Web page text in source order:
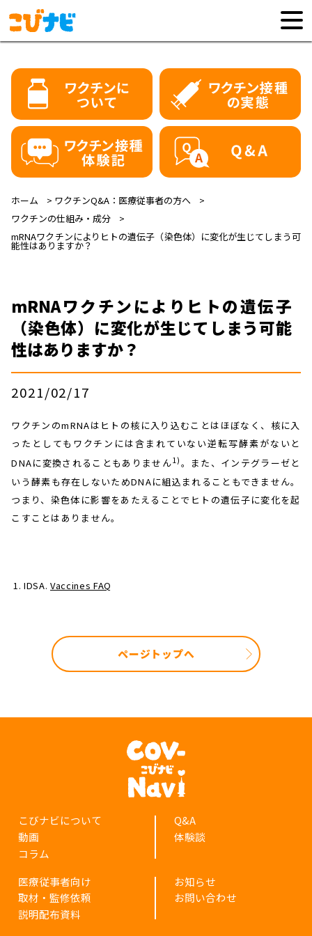
ホーム
ワクチンQ&A：医療従事者の方へ
ワクチンの仕組み・成分
mRNAワクチンによりヒトの遺伝子（染色体）に変化が生じてしまう可
能性はありますか？
mRNAワクチンによりヒトの遺伝子
（染色体）に変化が生じてしまう可能
性はありますか？
2021/02/17
ワクチンのmRNAはヒトの核に入り込むことはほぼなく、核に入
ったとしてもワクチンには含まれていない逆転写酵素がないと
DNAに変換されることもありません1)。また、インテグラーゼと
いう酵素も存在しないためDNAに組込まれることもできません。
つまり、染色体に影響をあたえることでヒトの遺伝子に変化を起
こすことはありません。
IDSA.Vaccines FAQ
ページトップへ
こびナビについて
動画
コラム
Q&A
体験談
医療従事者向け
取材・監修依頼
説明配布資料
お知らせ
お問い合わせ